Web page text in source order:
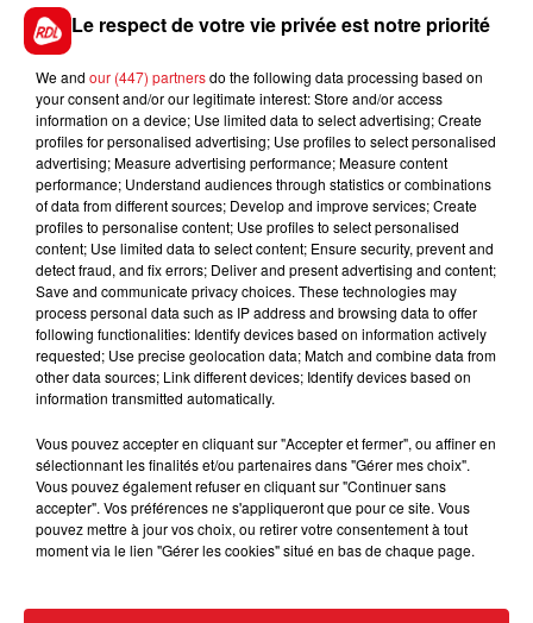
FIL D'ACTUS
15 juillet 2026
BÉTHUNE: ENQUÊTE POUR HOMICIDE
VOLONTAIRE EN COURS, APRÈS LA...
Selon les premiers éléments, le logement servait
à des prostituées
WINGLES: UN JEUNE PERD LA VIE, NOYÉ À
Le respect de votre vie privée est notre priorité
We and our (447) partnersdo the following data processing based on
your consent and/or our legitimate interest: Store and/or access
information on a device; Use limited data to select advertising; Create
profiles for personalised advertising; Use profiles to select personalised
advertising; Measure advertising performance; Measure content
performance; Understand audiences through statistics or combinations
of data from different sources; Develop and improve services; Create
profiles to personalise content; Use profiles to select personalised
content; Use limited data to select content; Ensure security, prevent and
detect fraud, and fix errors; Deliver and present advertising and content;
Save and communicate privacy choices. These technologies may
process personal data such as IP address and browsing data to offer
following functionalities: Identify devices based on information actively
requested; Use precise geolocation data; Match and combine data from
other data sources; Link different devices; Identify devices based on
information transmitted automatically.
Vous pouvez accepter en cliquant sur "Accepter et fermer", ou affiner en
sélectionnant les finalités et/ou partenaires dans "Gérer mes choix".
Vous pouvez également refuser en cliquant sur "Continuer sans
accepter". Vos préférences ne s'appliqueront que pour ce site. Vous
pouvez mettre à jour vos choix, ou retirer votre consentement à tout
moment via le lien "Gérer les cookies" situé en bas de chaque page.